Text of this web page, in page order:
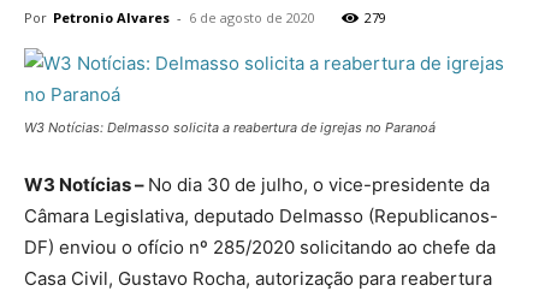
Por Petronio Alvares - 6 de agosto de 2020 279
W3 Notícias: Delmasso solicita a reabertura de igrejas no Paranoá
W3 Notícias – No dia 30 de julho, o vice-presidente da
Câmara Legislativa, deputado Delmasso (Republicanos-
DF) enviou o ofício nº 285/2020 solicitando ao chefe da
Casa Civil, Gustavo Rocha, autorização para reabertura